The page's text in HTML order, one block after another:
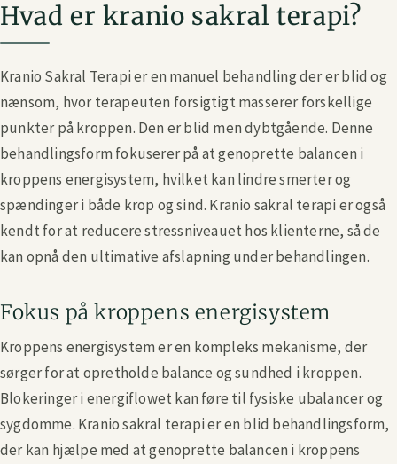
Hvad er kranio sakral terapi?
Kranio Sakral Terapi er en manuel behandling der er blid og
nænsom, hvor terapeuten forsigtigt masserer forskellige
punkter på kroppen. Den er blid men dybtgående. Denne
behandlingsform fokuserer på at genoprette balancen i
kroppens energisystem, hvilket kan lindre smerter og
spændinger i både krop og sind. Kranio sakral terapi er også
kendt for at reducere stressniveauet hos klienterne, så de
kan opnå den ultimative afslapning under behandlingen.
Fokus på kroppens energisystem
Kroppens energisystem er en kompleks mekanisme, der
sørger for at opretholde balance og sundhed i kroppen.
Blokeringer i energiflowet kan føre til fysiske ubalancer og
sygdomme. Kranio sakral terapi er en blid behandlingsform,
der kan hjælpe med at genoprette balancen i kroppens